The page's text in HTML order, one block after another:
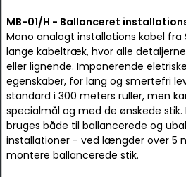
MB-01/H - Ballanceret
Mono analogt installations kabel fra
lange kabeltræk, hvor alle
eller lignende. Imponerende
egenskaber, for lang og smertefri
standard i 300 meters ruller, men
specialmål og med de ønskede stik.
bruges både til ballancerede og
installationer - ved længder over 5
montere ballancerede stik.